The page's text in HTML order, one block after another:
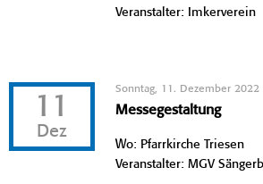
Veranstalter: Imkerverein
11
Dez
Sonntag, 11. Dezember 2022
Messegestaltung
Wo: Pfarrkirche Triesen
Veranstalter: MGV